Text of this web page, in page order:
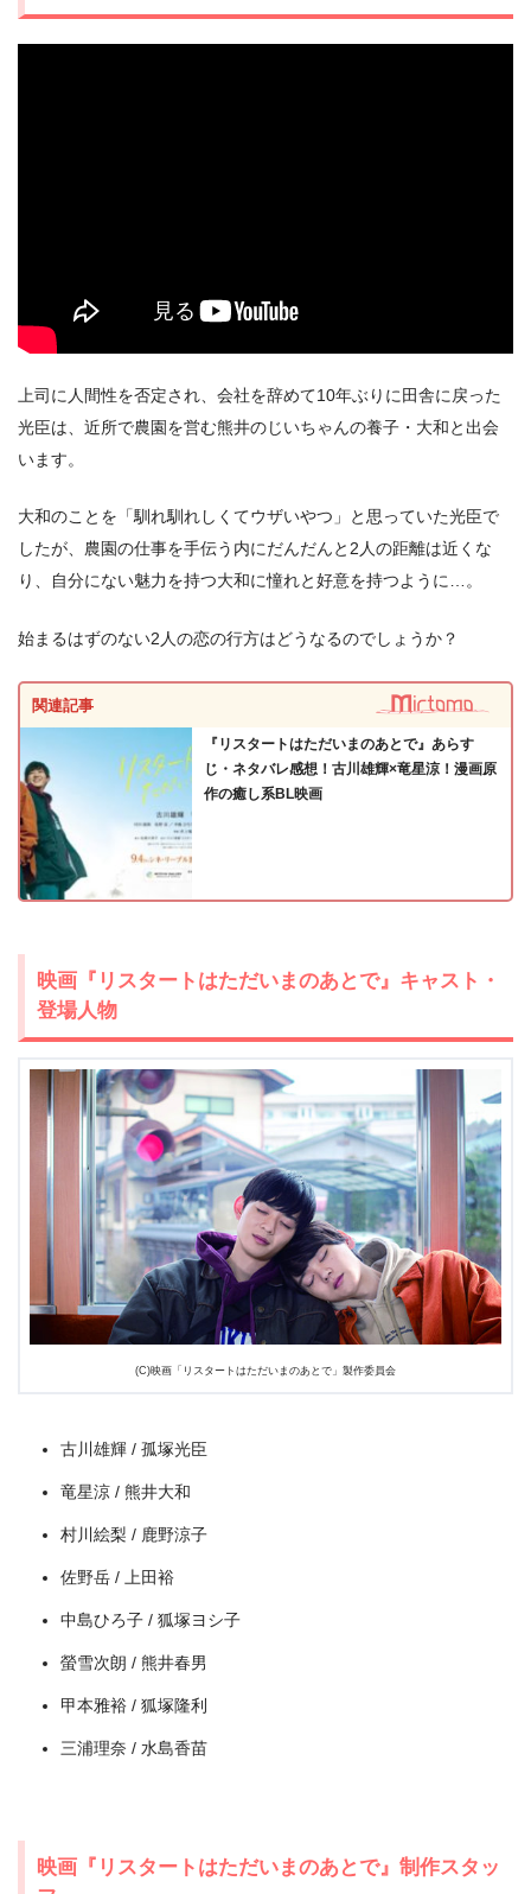
＼＼31日間無料!!お試し解約もOK／／
今すぐ無料でU-NEXTで見る
出典:U-NEXT
出典: U-NEXT
上司に人間性を否定され、会社を辞めて10年ぶりに田舎に戻った
光臣は、近所で農園を営む熊井のじいちゃんの養子・大和と出会
います。
大和のことを「馴れ馴れしくてウザいやつ」と思っていた光臣で
したが、農園の仕事を手伝う内にだんだんと2人の距離は近くな
り、自分にない魅力を持つ大和に憧れと好意を持つように…。
始まるはずのない2人の恋の行方はどうなるのでしょうか？
関連記事
『リスタートはただいまのあとで』あらす
じ・ネタバレ感想！古川雄輝×竜星涼！漫画原
作の癒し系BL映画
映画『リスタートはただいまのあとで』キャスト・
登場人物
(C)映画「リスタートはただいまのあとで」製作委員会
古川雄輝 / 孤塚光臣
竜星涼 / 熊井大和
村川絵梨 / 鹿野涼子
佐野岳 / 上田裕
中島ひろ子 / 狐塚ヨシ子
螢雪次朗 / 熊井春男
甲本雅裕 / 狐塚隆利
三浦理奈 / 水島香苗
映画『リスタートはただいまのあとで』制作スタッ